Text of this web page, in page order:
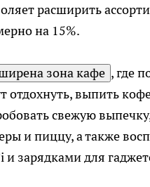
расширить
на 15%.
зона кафе , где
отдохнуть, выпить
свежую
и пиццу, а также
и зарядками для